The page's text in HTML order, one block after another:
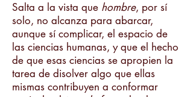
Salta a la vista que hombre, por sí
solo, no alcanza para abarcar,
aunque sí complicar, el espacio de
las ciencias humanas, y que el hecho
de que esas ciencias se apropien la
tarea de disolver algo que ellas
mismas contribuyen a conformar